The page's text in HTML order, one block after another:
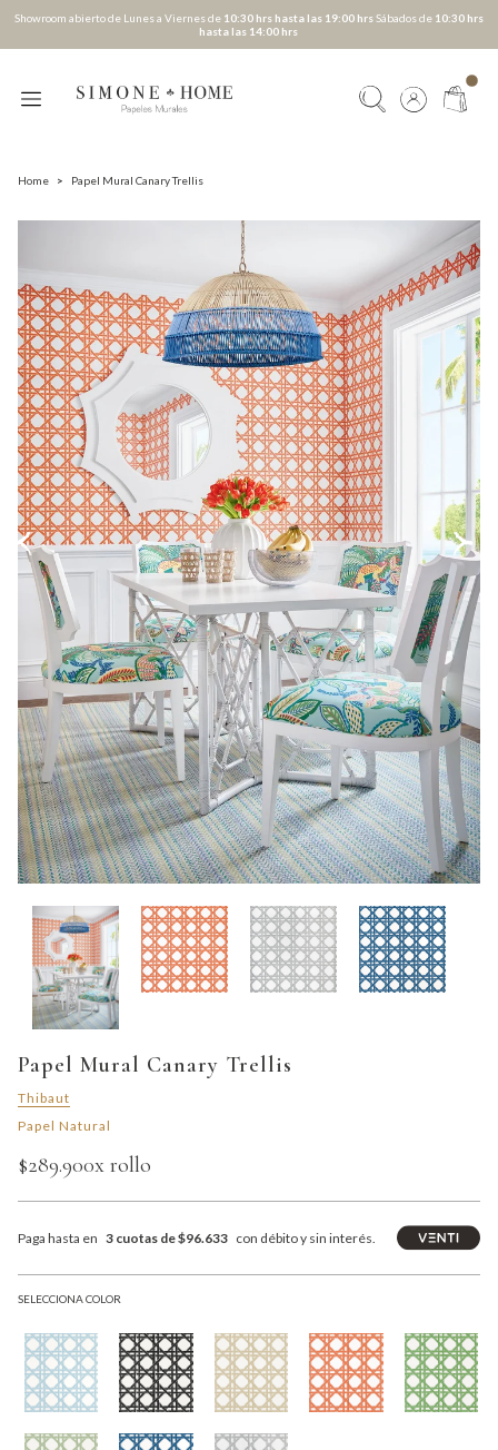
Showroom abierto de Lunes a Viernes de 10:30 hrs hasta las 19:00 hrsSábados de 10:30 hrs
hasta las 14:00 hrs
Home > Papel Mural Canary Trellis
Papel Mural Canary Trellis
Thibaut
Papel Natural
$289.900x rollo
Paga hasta en 3 cuotas de $96.633 con débito y sin interés.
SELECCIONA COLOR